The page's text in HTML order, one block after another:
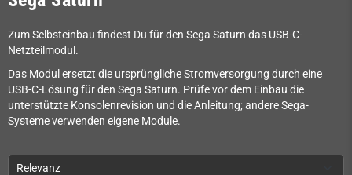
Zum Selbsteinbau findest Du für den Sega Saturn das USB-C-
Netzteilmodul.
Das Modul ersetzt die ursprüngliche Stromversorgung durch eine
USB-C-Lösung für den Sega Saturn. Prüfe vor dem Einbau die
unterstützte Konsolenrevision und die Anleitung; andere Sega-
Systeme verwenden eigene Module.
Relevanz